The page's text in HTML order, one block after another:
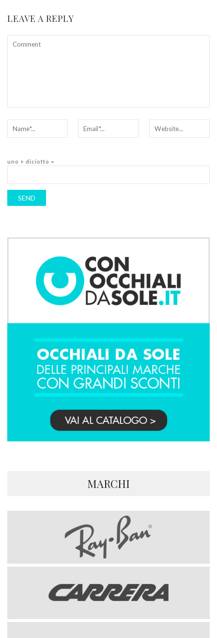
LEAVE A REPLY
uno + diciotto =
MARCHI